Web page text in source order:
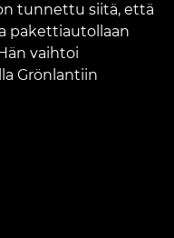
tunnettu siitä, että
pakettiautollaan
vaihtoi
Grönlantiin